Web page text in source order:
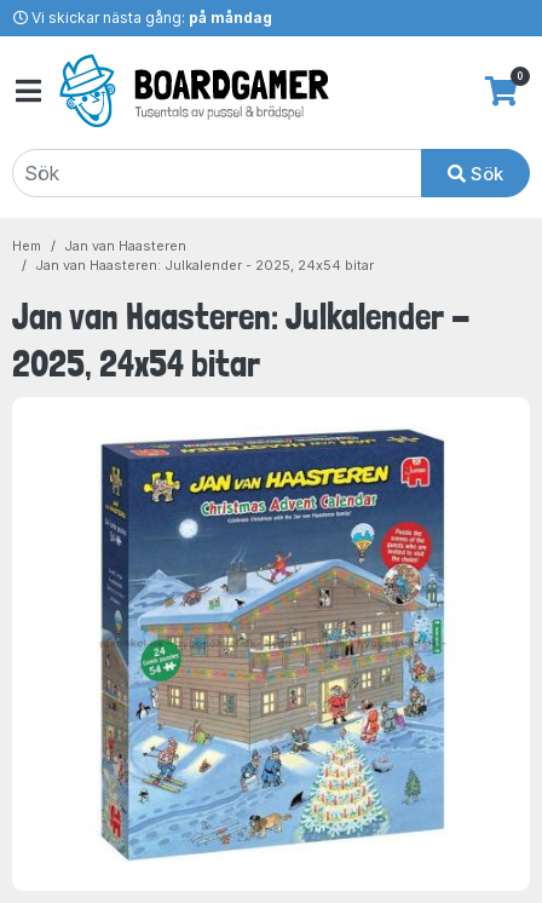
Vi skickar nästa gång: på måndag
Sök
0
Hem
Jan van Haasteren
Jan van Haasteren: Julkalender - 2025, 24x54 bitar
Jan van Haasteren: Julkalender -
2025, 24x54 bitar